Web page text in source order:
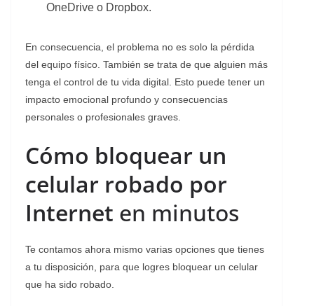
OneDrive o Dropbox.
En consecuencia, el problema no es solo la pérdida
del equipo físico. También se trata de que alguien más
tenga el control de tu vida digital. Esto puede tener un
impacto emocional profundo y consecuencias
personales o profesionales graves.
Cómo bloquear un
celular robado por
Internet en minutos
Te contamos ahora mismo varias opciones que tienes
a tu disposición, para que logres bloquear un celular
que ha sido robado.